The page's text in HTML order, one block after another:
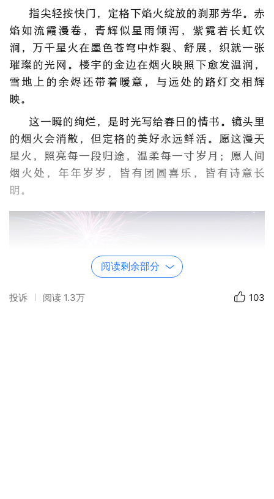
指尖轻按快门，定格下焰火绽放的刹那芳华。赤
焰如流霞漫卷，青辉似星雨倾泻，紫霓若长虹饮
涧，万千星火在墨色苍穹中炸裂、舒展，织就一张
璀璨的光网。楼宇的金边在烟火映照下愈发温润，
雪地上的余烬还带着暖意，与远处的路灯交相辉
映。
这一瞬的绚烂，是时光写给春日的情书。镜头里
的烟火会消散，但定格的美好永远鲜活。愿这漫天
星火，照亮每一段归途，温柔每一寸岁月；愿人间
烟火处，年年岁岁，皆有团圆喜乐，皆有诗意长
明。
阅读剩余部分
投诉 阅读 1.3万 103